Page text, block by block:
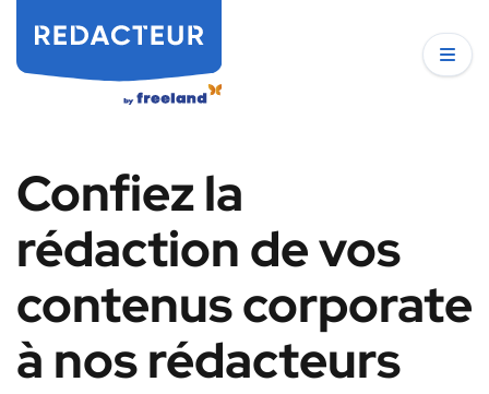
Confiez la
rédaction de vos
contenus corporate
à nos rédacteurs